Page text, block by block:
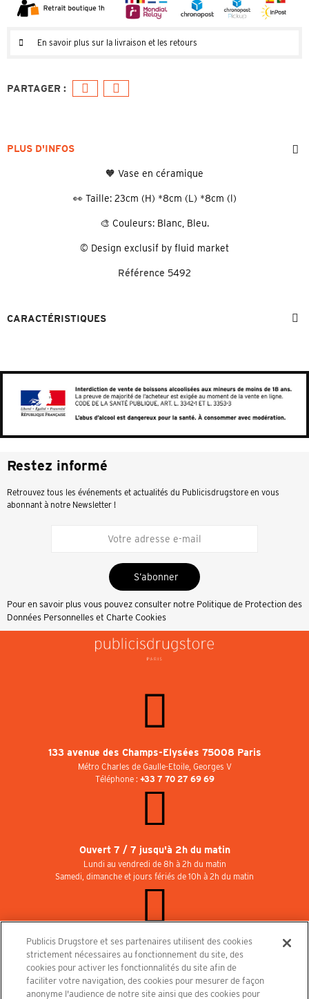
En savoir plus sur la livraison et les retours
PLUS D'INFOS
🧡 Vase en céramique
👀 Taille: 23cm (H) *8cm (L) *8cm (l)
🎨 Couleurs: Blanc, Bleu.
©️ Design exclusif by fluid market
Référence 5492
CARACTÉRISTIQUES
Restez informé
Retrouvez tous les événements et actualités du Publicisdrugstore en vous
abonnant à notre Newsletter !
S’abonner
Pour en savoir plus vous pouvez consulter notre Politique de Protection des
Données Personnelles et Charte Cookies
133 avenue des Champs-Elysées 75008 Paris
Métro Charles de Gaulle-Etoile, Georges V
Téléphone : +33 7 70 27 69 69
Ouvert 7 / 7 jusqu'à 2h du matin
Lundi au vendredi de 8h à 2h du matin
Samedi, dimanche et jours fériés de 10h à 2h du matin
Rejoignez-nous au Publicisdrugstore !
Nous recrutons pour les boutiques, le restaurant et le cinéma. Contactez-nous :
recrutement@publicisdrugstore.com
Publicis Drugstore et ses partenaires utilisent des cookies
strictement nécessaires au fonctionnement du site, des
cookies pour activer les fonctionnalités du site afin de
faciliter votre navigation, des cookies pour mesurer de façon
anonyme l'audience de notre site ainsi que des cookies pour